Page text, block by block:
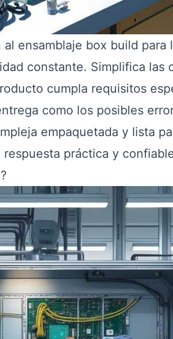
ensamblaje box build para
constante. Simplifica las
cumpla requisitos
como los posibles
empaquetada y lista
práctica y